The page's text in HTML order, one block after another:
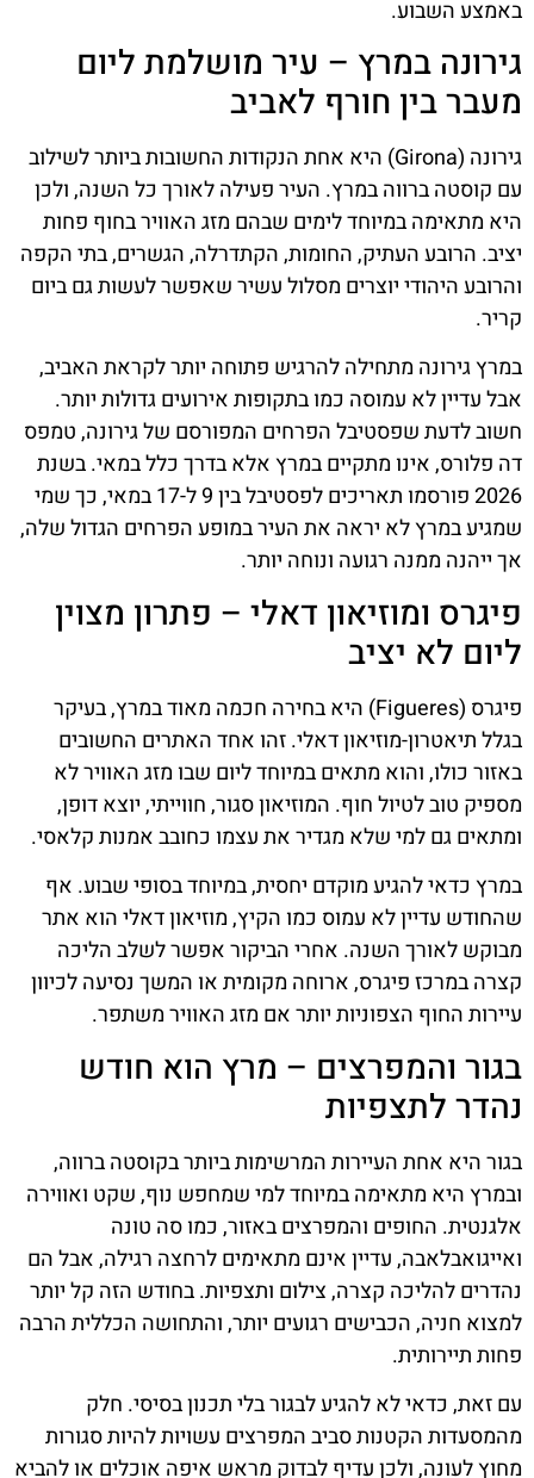
באמצע השבוע.
גירונה במרץ – עיר מושלמת ליום
מעבר בין חורף לאביב
גירונה (Girona) היא אחת הנקודות החשובות ביותר לשילוב
עם קוסטה ברווה במרץ. העיר פעילה לאורך כל השנה, ולכן
היא מתאימה במיוחד לימים שבהם מזג האוויר בחוף פחות
יציב. הרובע העתיק, החומות, הקתדרלה, הגשרים, בתי הקפה
והרובע היהודי יוצרים מסלול עשיר שאפשר לעשות גם ביום
קריר.
במרץ גירונה מתחילה להרגיש פתוחה יותר לקראת האביב,
אבל עדיין לא עמוסה כמו בתקופות אירועים גדולות יותר.
חשוב לדעת שפסטיבל הפרחים המפורסם של גירונה, טמפס
דה פלורס, אינו מתקיים במרץ אלא בדרך כלל במאי. בשנת
2026 פורסמו תאריכים לפסטיבל בין 9 ל-17 במאי, כך שמי
שמגיע במרץ לא יראה את העיר במופע הפרחים הגדול שלה,
אך ייהנה ממנה רגועה ונוחה יותר.
פיגרס ומוזיאון דאלי – פתרון מצוין
ליום לא יציב
פיגרס (Figueres) היא בחירה חכמה מאוד במרץ, בעיקר
בגלל תיאטרון-מוזיאון דאלי. זהו אחד האתרים החשובים
באזור כולו, והוא מתאים במיוחד ליום שבו מזג האוויר לא
מספיק טוב לטיול חוף. המוזיאון סגור, חווייתי, יוצא דופן,
ומתאים גם למי שלא מגדיר את עצמו כחובב אמנות קלאסי.
במרץ כדאי להגיע מוקדם יחסית, במיוחד בסופי שבוע. אף
שהחודש עדיין לא עמוס כמו הקיץ, מוזיאון דאלי הוא אתר
מבוקש לאורך השנה. אחרי הביקור אפשר לשלב הליכה
קצרה במרכז פיגרס, ארוחה מקומית או המשך נסיעה לכיוון
עיירות החוף הצפוניות יותר אם מזג האוויר משתפר.
בגור והמפרצים – מרץ הוא חודש
נהדר לתצפיות
בגור היא אחת העיירות המרשימות ביותר בקוסטה ברווה,
ובמרץ היא מתאימה במיוחד למי שמחפש נוף, שקט ואווירה
אלגנטית. החופים והמפרצים באזור, כמו סה טונה
ואייגואבלאבה, עדיין אינם מתאימים לרחצה רגילה, אבל הם
נהדרים להליכה קצרה, צילום ותצפיות. בחודש הזה קל יותר
למצוא חניה, הכבישים רגועים יותר, והתחושה הכללית הרבה
פחות תיירותית.
עם זאת, כדאי לא להגיע לבגור בלי תכנון בסיסי. חלק
מהמסעדות הקטנות סביב המפרצים עשויות להיות סגורות
מחוץ לעונה, ולכן עדיף לבדוק מראש איפה אוכלים או להביא